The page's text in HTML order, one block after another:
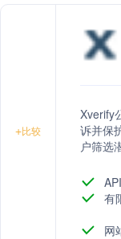
+比较
Xverify
诉并保
户筛选
户的邮
有
网